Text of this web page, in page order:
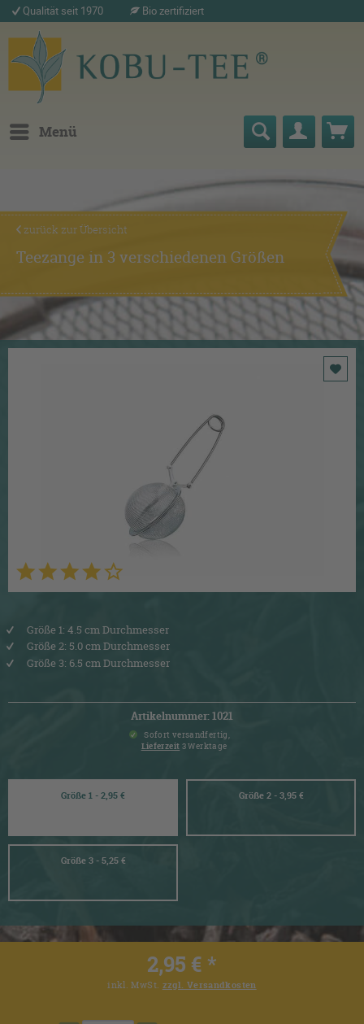
Qualität seit 1970 Bio zertifiziert
Menü
zurück zur Übersicht
Teezange in 3 verschiedenen Größen
Größe 1: 4.5 cm Durchmesser
Größe 2: 5.0 cm Durchmesser
Größe 3: 6.5 cm Durchmesser
Artikelnummer: 1021
Sofort versandfertig,
Lieferzeit 3 Werktage
Größe 1 - 2,95 € Größe 2 - 3,95 €
Größe 3 - 5,25 €
2,95 € *
inkl. MwSt. zzgl. Versandkosten